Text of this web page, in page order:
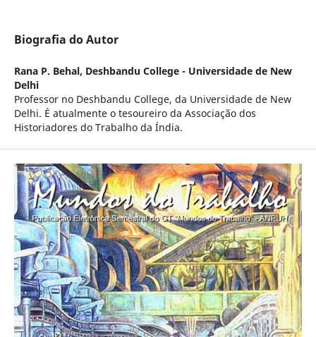
Biografia do Autor
Rana P. Behal, Deshbandu College - Universidade de New
Delhi
Professor no Deshbandu College, da Universidade de New
Delhi. É atualmente o tesoureiro da Associação dos
Historiadores do Trabalho da Índia.